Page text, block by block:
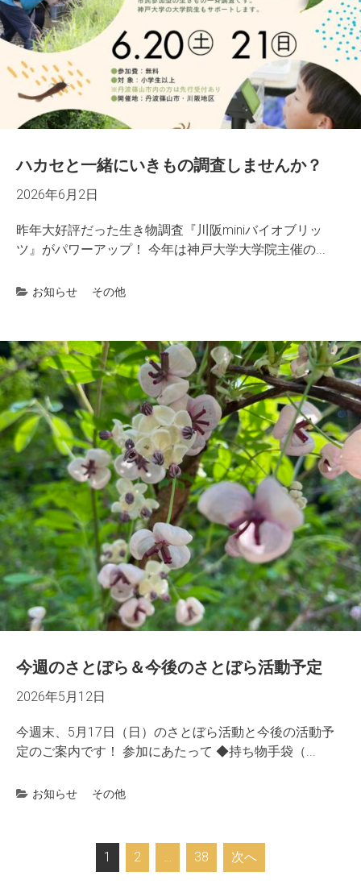
ハカセと一緒にいきもの調査しませんか？
2026年6月2日
昨年大好評だった生き物調査『川阪miniバイオブリッ
ツ』がパワーアップ！ 今年は神戸大学大学院主催の...
お知らせ その他
今週のさとぼら＆今後のさとぼら活動予定
2026年5月12日
今週末、5月17日（日）のさとぼら活動と今後の活動予
定のご案内です！ 参加にあたって ◆持ち物手袋（...
お知らせ その他
1 2 … 38 次へ